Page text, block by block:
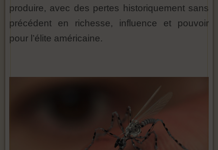
produire, avec des pertes historiquement sans
précédent en richesse, influence et pouvoir
pour l’élite américaine.